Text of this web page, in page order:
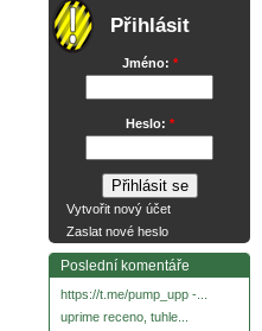
Přihlásit
Jméno: *
Heslo: *
Vytvořit nový účet
Zaslat nové heslo
Poslední komentáře
https://t.me/pump_upp -...
uprime receno, tuhle...